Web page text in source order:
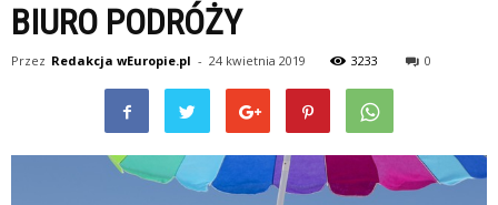
BIURO PODRÓŻY
Przez Redakcja wEuropie.pl - 24 kwietnia 2019 3233 0